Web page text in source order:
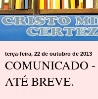
terça-feira, 22 de outubro de 2013
COMUNICADO -
ATÉ BREVE.